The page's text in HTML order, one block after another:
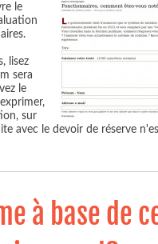
le
lisez
sera
le
sur
avec le devoir de réserve
à base de